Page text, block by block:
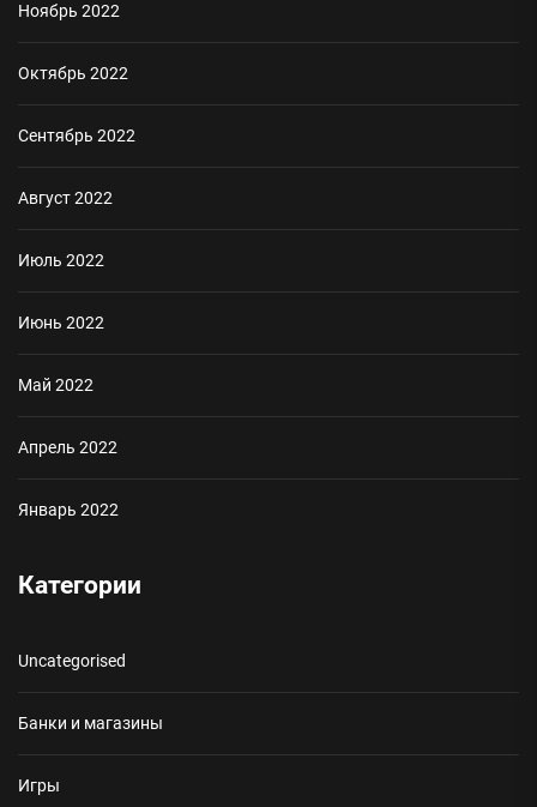
Ноябрь 2022
Октябрь 2022
Сентябрь 2022
Август 2022
Июль 2022
Июнь 2022
Май 2022
Апрель 2022
Январь 2022
Категории
Uncategorised
Банки и магазины
Игры